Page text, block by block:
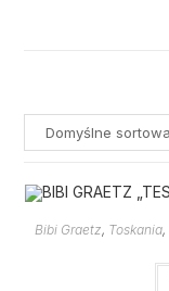
Bibi Graetz, Toskania,